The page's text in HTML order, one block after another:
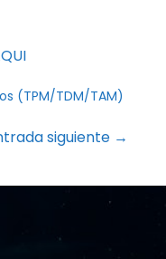
(TPM/TDM/TAM)
siguiente →